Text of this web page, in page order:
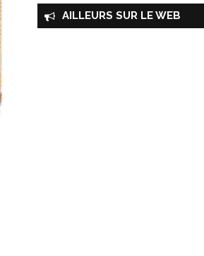
AILLEURS SUR LE WEB